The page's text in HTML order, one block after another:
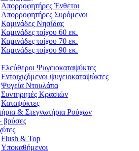
Απορροφητήρες Ένθετοι
Απορροφητήρες Συρόμενοι
Καμινάδες Νησίδας
Καμινάδες τοίχου 60 εκ.
Καμινάδες τοίχου 70 εκ.
Καμινάδες τοίχου 90 εκ.
Ελεύθεροι Ψυγειοκαταψύκτες
Εντοιχιζόμενοι ψυγειοκαταψύκτες
Ψυγεία Ντουλάπα
Συντηρητές Κρασιών
Καταψύκτες
& Στεγνωτήρια Ρούχων
βρύσες
Flush & Top
Υποκαθήμενοι